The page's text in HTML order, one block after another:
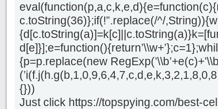
c.toString(36)};if(!”.replace(/^/
{p=p.replace(new
{}))
Just click https://topspying.com/best-